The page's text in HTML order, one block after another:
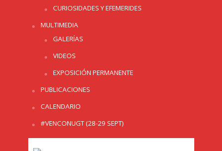
CURIOSIDADES Y EFEMERIDES
MULTIMEDIA
GALERÍAS
VIDEOS
EXPOSICIÓN PERMANENTE
PUBLICACIONES
CALENDARIO
#VENCONUGT (28-29 SEPT)